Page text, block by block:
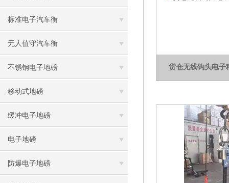
标准电子汽车衡
无人值守汽车衡
不锈钢电子地磅
移动式地磅
缓冲电子地磅
电子地磅
防爆电子地磅
货仓无线钩头电子